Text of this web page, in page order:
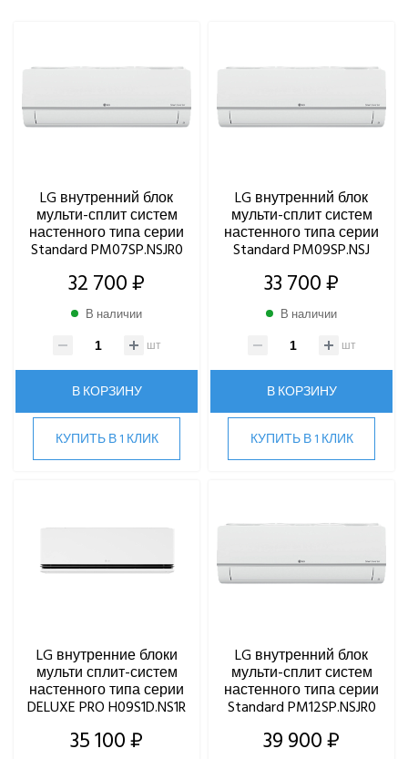
Green
Hi
Hisense
IGC
Kentatsu
Kitano
Мульти сплит-системы
Внутренние блоки мульти сплит-систем
Канальные внутренние блоки
Кассетные внутренние блоки
Наружные блоки мульти сплит-систем
Marsa
MITSUDAI
Panasonic
Quattroclima
ROYAL CLIMA
LG внутренний блок
мульти-сплит систем
настенного типа серии
Standard PM07SP.NSJR0
32 700 ₽
В наличии
шт
В КОРЗИНУ
КУПИТЬ В 1 КЛИК
LG внутренний блок
мульти-сплит систем
настенного типа серии
Standard PM09SP.NSJ
33 700 ₽
В наличии
шт
В КОРЗИНУ
КУПИТЬ В 1 КЛИК
LG внутренние блоки
мульти сплит-систем
настенного типа серии
DELUXE PRO H09S1D.NS1R
35 100 ₽
LG внутренний блок
мульти-сплит систем
настенного типа серии
Standard PM12SP.NSJR0
39 900 ₽